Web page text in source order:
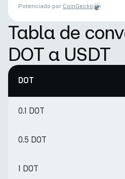
Potenciado por CoinGecko
Tabla de
DOT a USDT
DOT
0.1 DOT
0.5 DOT
1 DOT